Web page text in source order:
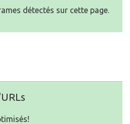
détectés sur cette page.